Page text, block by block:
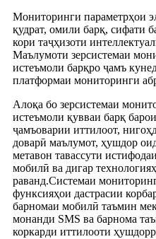
Мониторинги параметрҳои
қудрат, омили барқ, сифати
кори таҷҳизоти
Маълумоти зерсистемаи
истеъмоли барқро ҷамъ
платформаи мониторинги
Алоқа бо зерсистемаи
истеъмоли қувваи барқ
ҷамъоварии иттилоот,
доварӣ маълумот, ҳушдор
метавон тавассути
мобилӣ ва дигар
раванд.Системаи
функсияҳои дастрасии
барномаи мобилӣ таъмин
монанди SMS ва барнома
коркарди иттилооти